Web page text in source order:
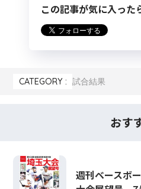
この記事が気に入った
CATEGORY : 試合結果
おす
週刊ベースボ